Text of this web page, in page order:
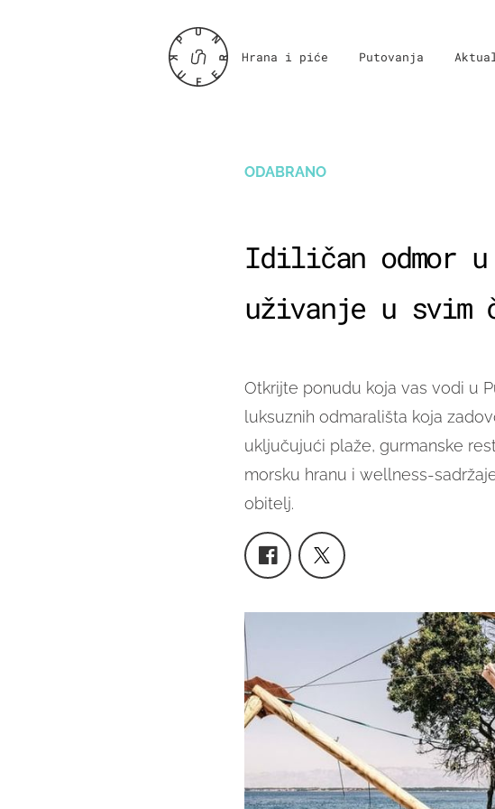
Hrana i piće Putovanja
ODABRANO
Idiličan odmor u
uživanje u svim
Otkrijte ponudu koja vas vodi u
luksuznih odmarališta koja
uključujući plaže, gurmanske
morsku hranu i wellness-
obitelj.